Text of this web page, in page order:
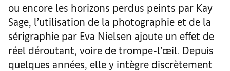
ou encore les horizons perdus peints par Kay
Sage, l’utilisation de la photographie et de la
sérigraphie par Eva Nielsen ajoute un effet de
réel déroutant, voire de trompe-l’œil. Depuis
quelques années, elle y intègre discrètement